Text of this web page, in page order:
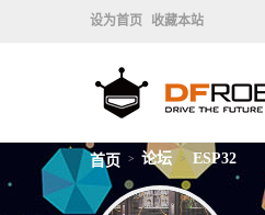
设为首页 收藏本站
首页 > 论坛 > ESP32